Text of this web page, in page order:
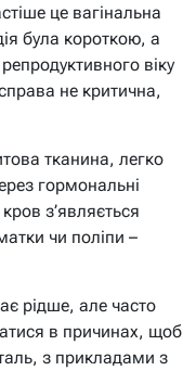
це вагінальна
була короткою, а
віку
не критична,
тканина, легко
гормональні
з’являється
чи поліпи –
рідше, але часто
в причинах, щоб
з прикладами з